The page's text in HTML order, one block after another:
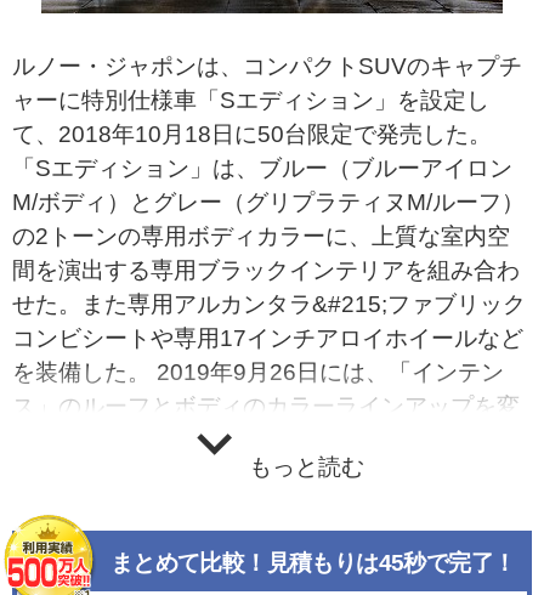
ルノー・ジャポンは、コンパクトSUVのキャプチ
ャーに特別仕様車「Sエディション」を設定し
て、2018年10月18日に50台限定で発売した。
「Sエディション」は、ブルー（ブルーアイロン
M/ボディ）とグレー（グリプラティヌM/ルーフ）
の2トーンの専用ボディカラーに、上質な室内空
間を演出する専用ブラックインテリアを組み合わ
せた。また専用アルカンタラ&#215;ファブリック
コンビシートや専用17インチアロイホイールなど
を装備した。 2019年9月26日には、「インテン
ス」のルーフとボディのカラーラインアップを変
更し、シックな印象とした。ルーフカラーは、ノ
ワール エトワール（黒）に統一され、ボディカラ
（グレー）の新色2色を含む4色を設定した。 同時
に、「インテンス」のシートはイヴォワールのボ
もっと読む
まとめて比較！見積もりは45秒で完了！